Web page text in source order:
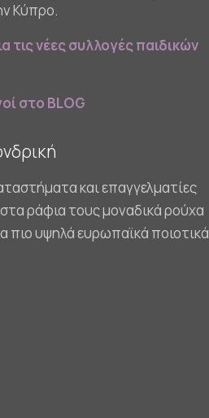
Κύπρο.
τις νέες συλλογές παιδικών
στο BLOG
και επαγγελματίες
ράφια τους μοναδικά ρούχα
πιο υψηλά ευρωπαϊκά ποιοτικά